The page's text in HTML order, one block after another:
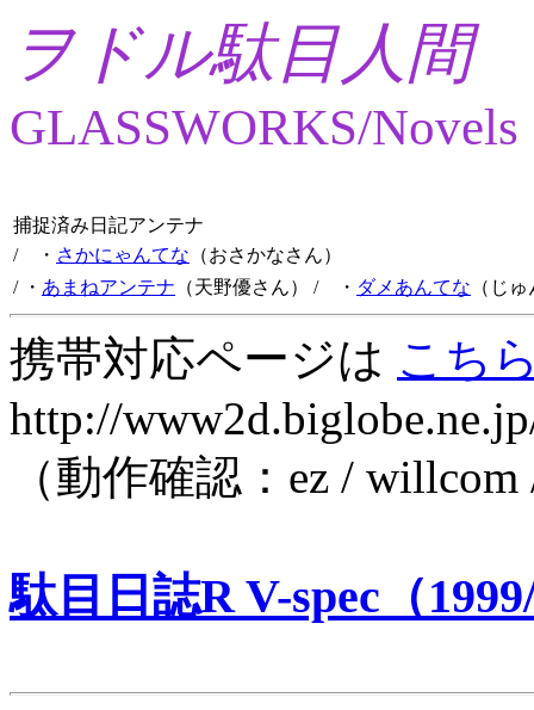
ヲドル駄目人間
GLASSWORKS/Novels
捕捉済み日記アンテナ
/ ・ さかにゃんてな （おさかなさん）
/ ・ あまねアンテナ （天野優さん） / ・ ダメあんてな （じ
携帯対応ページは こち
http://
（動作確認：ez /
駄目日誌R V-spec（